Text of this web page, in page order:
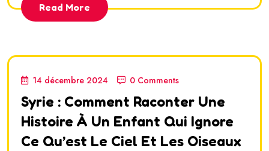
Read More
14 décembre 2024 0 Comments
Syrie : Comment Raconter Une
Histoire À Un Enfant Qui Ignore
Ce Qu’est Le Ciel Et Les Oiseaux